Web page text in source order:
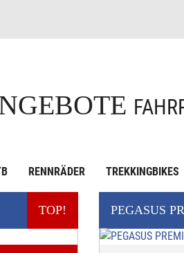
RENNRÄDER TREKKINGBIKES
TOP! PEGASUS